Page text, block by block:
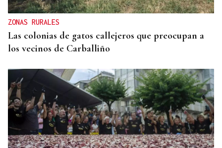
ZONAS RURALES
Las colonias de gatos callejeros que preocupan a
los vecinos de Carballiño